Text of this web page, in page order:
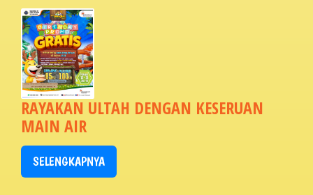
RAYAKAN ULTAH DENGAN KESERUAN
MAIN AIR
SELENGKAPNYA